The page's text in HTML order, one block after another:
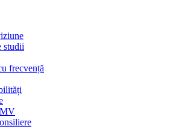
studii
frecvență